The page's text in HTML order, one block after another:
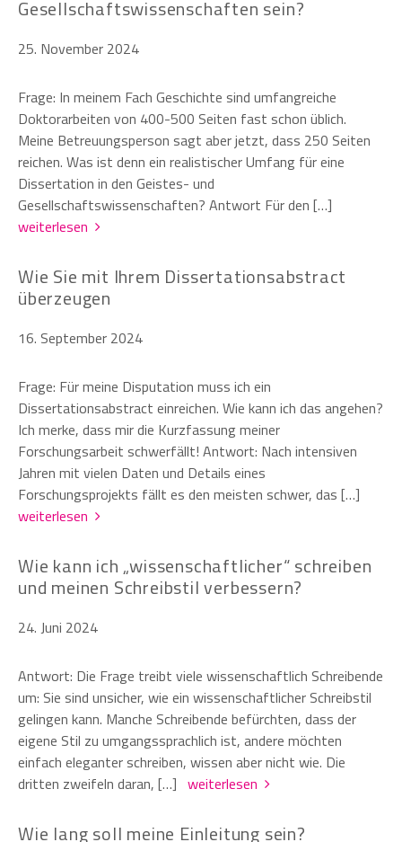
Gesellschaftswissenschaften sein?
25. November 2024
Frage: In meinem Fach Geschichte sind umfangreiche
Doktorarbeiten von 400-500 Seiten fast schon üblich.
Meine Betreuungsperson sagt aber jetzt, dass 250 Seiten
reichen. Was ist denn ein realistischer Umfang für eine
Dissertation in den Geistes- und
Gesellschaftswissenschaften? Antwort Für den […]
weiterlesen
Wie Sie mit Ihrem Dissertationsabstract
überzeugen
16. September 2024
Frage: Für meine Disputation muss ich ein
Dissertationsabstract einreichen. Wie kann ich das angehen?
Ich merke, dass mir die Kurzfassung meiner
Forschungsarbeit schwerfällt! Antwort: Nach intensiven
Jahren mit vielen Daten und Details eines
Forschungsprojekts fällt es den meisten schwer, das […]
weiterlesen
Wie kann ich „wissenschaftlicher“ schreiben
und meinen Schreibstil verbessern?
24. Juni 2024
Antwort: Die Frage treibt viele wissenschaftlich Schreibende
um: Sie sind unsicher, wie ein wissenschaftlicher Schreibstil
gelingen kann. Manche Schreibende befürchten, dass der
eigene Stil zu umgangssprachlich ist, andere möchten
einfach eleganter schreiben, wissen aber nicht wie. Die
dritten zweifeln daran, […] weiterlesen
Wie lang soll meine Einleitung sein?